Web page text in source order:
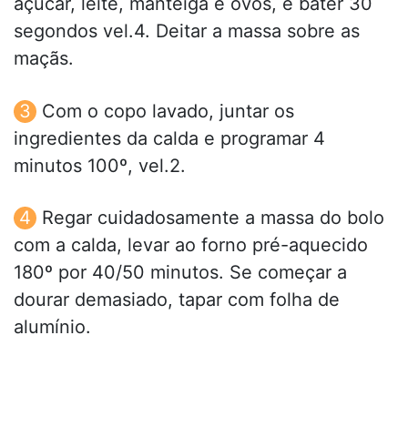
segondos vel.4. Deitar a massa sobre as
maçãs.
Com o copo lavado, juntar os
ingredientes da calda e programar 4
minutos 100º, vel.2.
Regar cuidadosamente a massa do bolo
com a calda, levar ao forno pré-aquecido
180º por 40/50 minutos. Se começar a
dourar demasiado, tapar com folha de
alumínio.